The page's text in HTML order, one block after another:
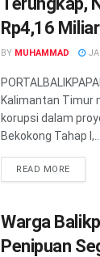
Rp4,16 Miliar
BY MUHAMMAD
Kalimantan Timur
korupsi dalam
Bekokong Tahap I,...
READ MORE
Warga
Penipuan